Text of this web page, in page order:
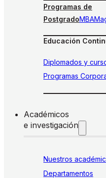
Programas de
PostgradoMBA
Educación
Diplomados y
Programas
Académicos
e investigación
Nuestros
Departamentos